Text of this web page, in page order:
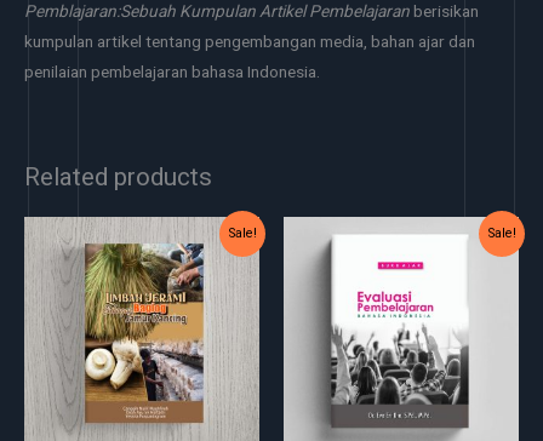
Pemblajaran:Sebuah Kumpulan Artikel Pembelajaran berisikan
kumpulan artikel tentang pengembangan media, bahan ajar dan
penilaian pembelajaran bahasa Indonesia.
Related products
Sale!
Original
price
was:
Rp35.000.
Current
price
is:
Rp30.000.
Sale!
was:
is: